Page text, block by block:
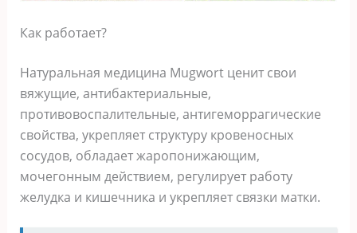
Как работает?
Натуральная медицина Mugwort ценит свои
вяжущие, антибактериальные,
противовоспалительные, антигеморрагические
свойства, укрепляет структуру кровеносных
сосудов, обладает жаропонижающим,
мочегонным действием, регулирует работу
желудка и кишечника и укрепляет связки матки.